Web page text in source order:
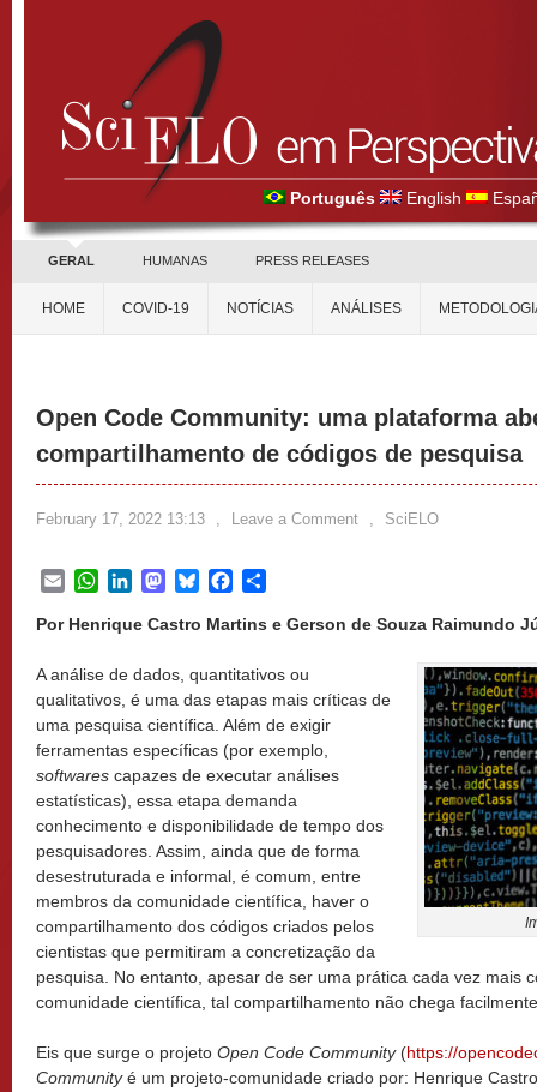
Português English
GERAL HUMANAS PRESS RELEASES
HOME COVID-19 NOTÍCIAS ANÁLISES
Open Code Community: uma plataforma
compartilhamento de códigos de pesquisa
February 17, 2022 13:13 , Leave a Comment , SciELO
EmailWhatsApp
LinkedInMastodon
BlueskyFacebook
Por Henrique Castro Martins e Gerson de Souza Raimundo
A análise de dados, quantitativos ou
qualitativos, é uma das etapas mais críticas de
uma pesquisa científica. Além de exigir
ferramentas específicas (por exemplo,
softwares capazes de executar análises
estatísticas), essa etapa demanda
conhecimento e disponibilidade de tempo dos
pesquisadores. Assim, ainda que de forma
desestruturada e informal, é comum, entre
membros da comunidade científica, haver o
compartilhamento dos códigos criados pelos
cientistas que permitiram a concretização da
pesquisa. No entanto, apesar de ser uma prática cada vez mais
comunidade científica, tal compartilhamento não chega
Eis que surge o projeto Open Code Community(https://
Communityé um projeto-comunidade criado por: Henrique